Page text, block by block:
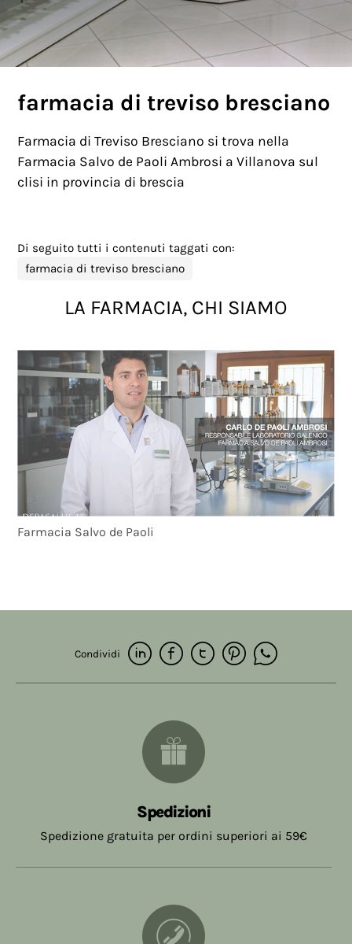
farmacia di treviso bresciano
Farmacia di Treviso Bresciano si trova nella
Farmacia Salvo de Paoli Ambrosi a Villanova sul
clisi in provincia di brescia
Di seguito tutti i contenuti taggati con:
farmacia di treviso bresciano
LA FARMACIA, CHI SIAMO
Farmacia Salvo de Paoli
Condividi
Spedizioni
Spedizione gratuita per ordini superiori ai 59€